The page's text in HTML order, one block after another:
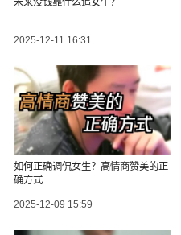
未来没钱靠什么追女生？
2025-12-11 16:31
如何正确调侃女生？高情商赞美的正
确方式
2025-12-09 15:59